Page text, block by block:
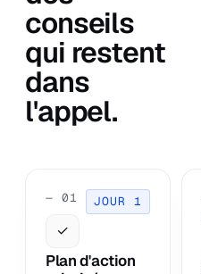
conseils
qui restent
dans
l'appel.
— 01 JOUR 1
✓
Plan d'action